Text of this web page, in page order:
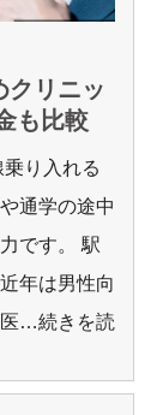
クリニッ
も比較
り入れる
通学の途中
です。 駅
年は男性向
…続きを読